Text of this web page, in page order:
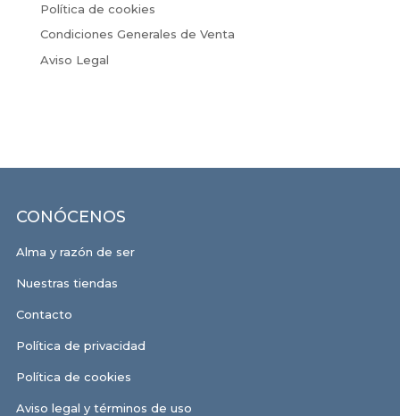
Política de cookies
Condiciones Generales de Venta
Aviso Legal
CONÓCENOS
Alma y razón de ser
Nuestras tiendas
Contacto
Política de privacidad
Política de cookies
Aviso legal y términos de uso